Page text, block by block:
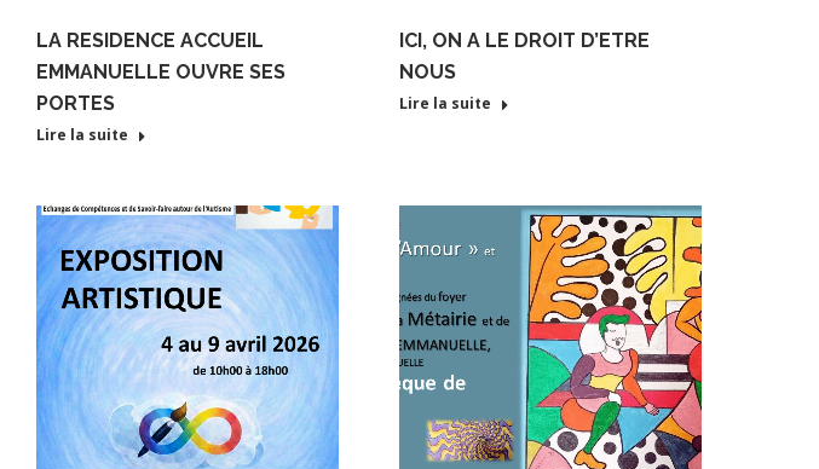
LA RESIDENCE ACCUEIL
EMMANUELLE OUVRE SES
PORTES
Lire la suite
ICI, ON A LE DROIT D’ETRE
NOUS
Lire la suite